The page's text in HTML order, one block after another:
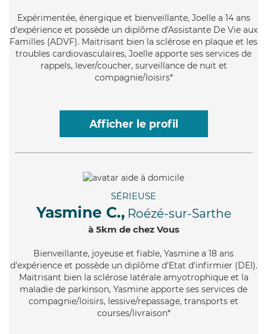
Expérimentée, énergique et bienveillante, Joelle a 14 ans
d'expérience et possède un diplôme d'Assistante De Vie aux
Familles (ADVF). Maitrisant bien la sclérose en plaque et les
troubles cardiovasculaires, Joelle apporte ses services de
rappels, lever/coucher, surveillance de nuit et
compagnie/loisirs*
Afficher le profil
SÉRIEUSE
Yasmine C., Roézé-sur-Sarthe
à 5km de chez Vous
Bienveillante, joyeuse et fiable, Yasmine a 18 ans
d'expérience et possède un diplôme d'Etat d'infirmier (DEI).
Maitrisant bien la sclérose latérale amyotrophique et la
maladie de parkinson, Yasmine apporte ses services de
compagnie/loisirs, lessive/repassage, transports et
courses/livraison*